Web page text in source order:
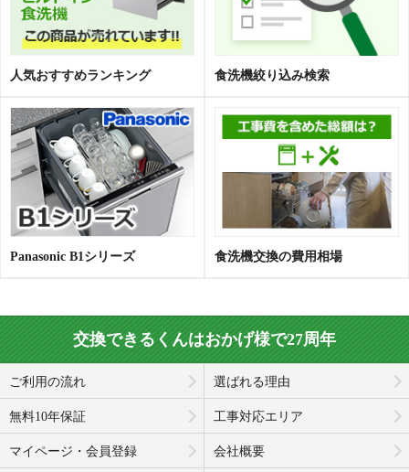
人気おすすめランキング 食洗機絞り込み検索
Panasonic B1シリーズ 食洗機交換の費用相場
交換できるくんはおかげ様で27周年
ご利用の流れ 選ばれる理由
無料10年保証 工事対応エリア
マイページ・会員登録 会社概要